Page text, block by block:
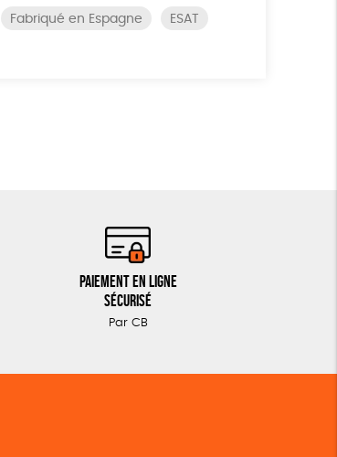
Fabriqué en Espagne ESAT
Paiement en ligne
sécurisé
Par CB